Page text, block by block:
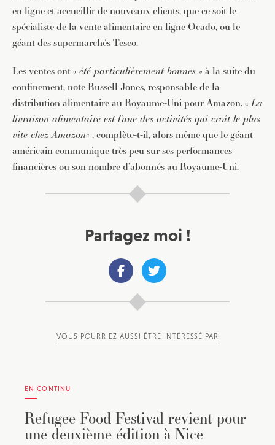
en ligne et accueillir de nouveaux clients, que ce soit le
spécialiste de la vente alimentaire en ligne Ocado, ou le
géant des supermarchés Tesco.
Les ventes ont « été particulièrement bonnes » à la suite du
confinement, note Russell Jones, responsable de la
distribution alimentaire au Royaume-Uni pour Amazon. «La
livraison alimentaire est l’une des activités qui croît le plus
vite chez Amazon« , complète-t-il, alors même que le géant
américain communique très peu sur ses performances
financières ou son nombre d’abonnés au Royaume-Uni.
Partagez moi !
VOUS POURRIEZ AUSSI ÊTRE INTÉRESSÉ PAR
EN CONTINU
Refugee Food Festival revient pour
une deuxième édition à Nice